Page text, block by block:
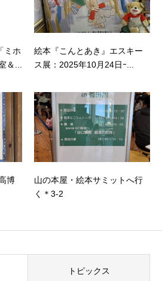
ミホ
＆...
絵本『こんとあき』エスキー
ス展：2025年10月24日ｰ...
博
山の本屋・絵本サミットへ行
く＊3-2
トピックス